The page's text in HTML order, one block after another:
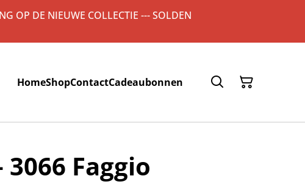
OP DE NIEUWE COLLECTIE --- SOLDEN
HomeShopContactCadeaubonnen
3066 Faggio